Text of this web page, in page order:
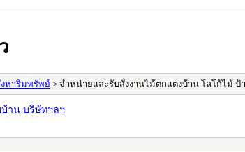
หาริมทรัพย์ > จำหน่ายและรับสั่งงานไม้ตกแต่งบ้าน โลโก้ไม้
าน บริษัทฯลฯ